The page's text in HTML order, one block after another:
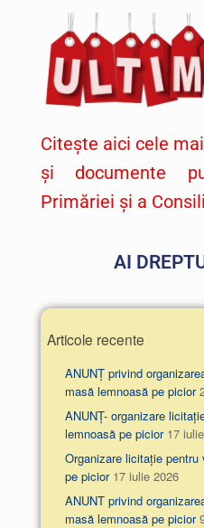
Citește aici cele
și documente
Primăriei și a
AI
Articole recente
ANUNȚ privind
masă lemnoasă pe picior
ANUNȚ- organizare
lemnoasă pe picior 17
Organizare licitație
pe picior 17 iulie 2026
ANUNT privind
masă lemnoasă pe picior